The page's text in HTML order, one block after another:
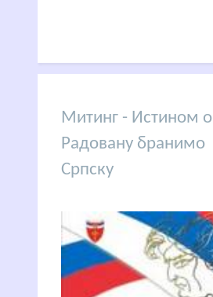
Митинг - Истином о
Радовану бранимо
Српску